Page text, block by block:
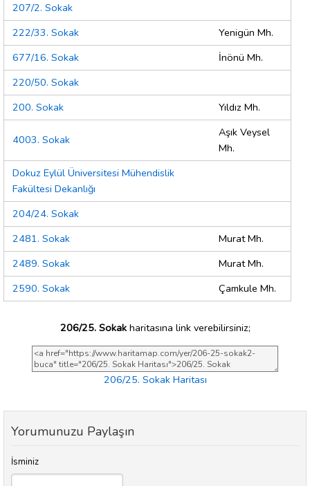
207/2. Sokak
222/33. Sokak
Yenigün Mh.
677/16. Sokak
İnönü Mh.
220/50. Sokak
200. Sokak
Yıldız Mh.
4003. Sokak
Aşık Veysel
Mh.
Dokuz Eylül Üniversitesi Mühendislik
Fakültesi Dekanlığı
204/24. Sokak
2481. Sokak
Murat Mh.
2489. Sokak
Murat Mh.
2590. Sokak
Çamkule Mh.
206/25. Sokakharitasına link verebilirsiniz;
206/25. Sokak Haritası
Yorumunuzu Paylaşın
İsminiz